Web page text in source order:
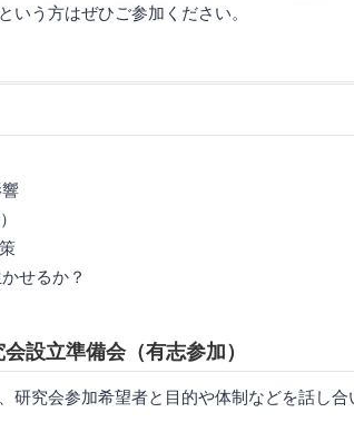
う方はぜひご参加ください。
せるか？
立準備会（有志参加）
究会参加希望者と目的や体制などを話し合